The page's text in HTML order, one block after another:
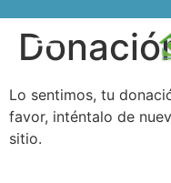
Lo sentimos, tu
favor, inténtalo de
sitio.